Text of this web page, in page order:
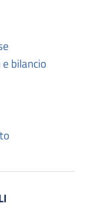
bilancio